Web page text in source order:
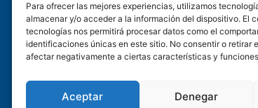
Para ofrecer las mejores experiencias, utilizamos
almacenar y/o acceder a la información del dispositivo. El
tecnologías nos permitirá procesar datos como el
identificaciones únicas en este sitio. No consentir o retirar
afectar negativamente a ciertas características y
Aceptar Denegar